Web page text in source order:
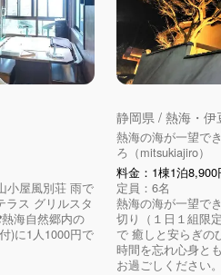
小屋風別荘 雨で
ラス グリルスタ
海自然郷内の
)に1人1000円で
静岡県 / 熱海・伊
熱海の海が一望で
ろ（mitsukiajiro）
料金：1棟1泊8,900
定員：6名
熱海の海が一望で
切り（１日１組限
で 癒しと安らぎの
時間を忘れ心身と
お過ごしください